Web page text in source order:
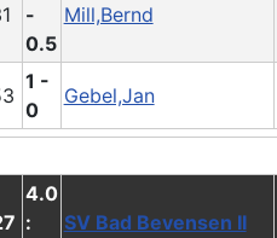
-
0.5
Mill,Bernd
1 -
0
Gebel,Jan
4.0
:
SV Bad Bevensen II